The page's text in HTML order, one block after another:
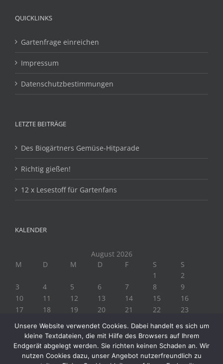
QUICKLINKS
Gartenfrage einreichen
Impressum
Datenschutzbestimmungen
LETZTE BEITRÄGE
Des Biogärtners Gemüse-Hitparade
Richtig gießen!
12 x Lesestoff für Gartenfans
KALENDER
August 2026
M
D M D F S
S
1
2
3
4 5 6 7 8
9
10
11 12 13 14 15
16
17
18 19 20 21 22
23
« Juli
Unsere Website verwendet Cookies. Dabei handelt es sich um
kleine Textdateien, die mit Hilfe des Browsers auf Ihrem
Endgerät abgelegt werden. Sie richten keinen Schaden an. Wir
nutzen Cookies dazu, unser Angebot nutzerfreundlich zu